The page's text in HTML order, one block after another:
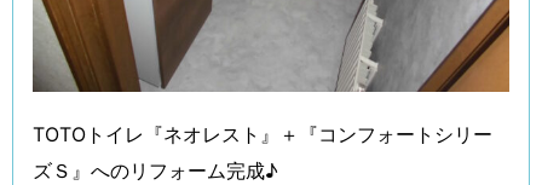
TOTOトイレ『ネオレスト』＋『コンフォートシリー
ズＳ』へのリフォーム完成♪